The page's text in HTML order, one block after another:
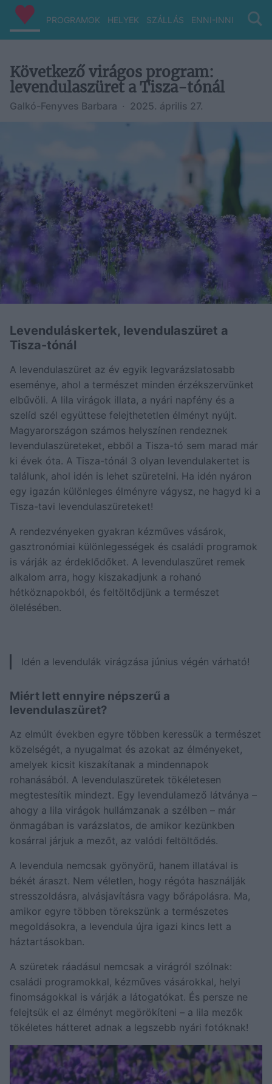
PROGRAMOK HELYEK SZÁLLÁS ENNI-INNI VIZ/
Következő virágos program:
levendulaszüret a Tisza-tónál
Galkó-Fenyves Barbara · 2025. április 27.
Levenduláskertek, levendulaszüret a
Tisza-tónál
A levendulaszüret az év egyik legvarázslatosabb
eseménye, ahol a természet minden érzékszervünket
elbűvöli. A lila virágok illata, a nyári napfény és a
szelíd szél együttese felejthetetlen élményt nyújt.
Magyarországon számos helyszínen rendeznek
levendulaszüreteket, ebből a Tisza-tó sem marad már
ki évek óta. A Tisza-tónál 3 olyan levendulakertet is
találunk, ahol idén is lehet szüretelni. Ha idén nyáron
egy igazán különleges élményre vágysz, ne hagyd ki a
Tisza-tavi levendulaszüreteket!
A rendezvényeken gyakran kézműves vásárok,
gasztronómiai különlegességek és családi programok
is várják az érdeklődőket. A levendulaszüret remek
alkalom arra, hogy kiszakadjunk a rohanó
hétköznapokból, és feltöltődjünk a természet
ölelésében.
Idén a levendulák virágzása június végén várható!
Miért lett ennyire népszerű a
levendulaszüret?
Az elmúlt években egyre többen keressük a természet
közelségét, a nyugalmat és azokat az élményeket,
amelyek kicsit kiszakítanak a mindennapok
rohanásából. A levendulaszüretek tökéletesen
megtestesítik mindezt. Egy levendulamező látványa –
ahogy a lila virágok hullámzanak a szélben – már
önmagában is varázslatos, de amikor kezünkben
kosárral járjuk a mezőt, az valódi feltöltődés.
A levendula nemcsak gyönyörű, hanem illatával is
békét áraszt. Nem véletlen, hogy régóta használják
stresszoldásra, alvásjavításra vagy bőrápolásra. Ma,
amikor egyre többen törekszünk a természetes
megoldásokra, a levendula újra igazi kincs lett a
háztartásokban.
A szüretek ráadásul nemcsak a virágról szólnak:
családi programokkal, kézműves vásárokkal, helyi
finomságokkal is várják a látogatókat. És persze ne
felejtsük el az élményt megörökíteni – a lila mezők
tökéletes hátteret adnak a legszebb nyári fotóknak!